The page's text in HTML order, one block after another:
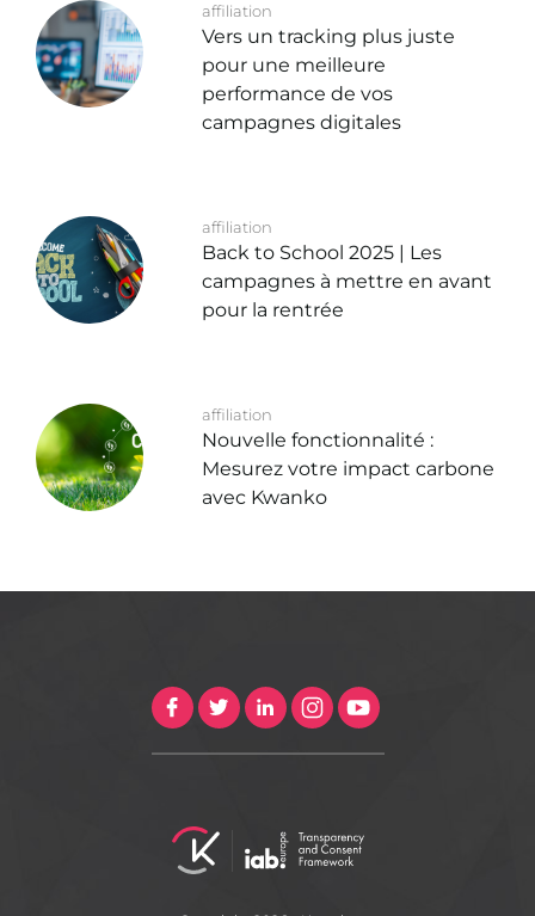
affiliation
Vers un tracking plus juste
pour une meilleure
performance de vos
campagnes digitales
affiliation
Back to School 2025 | Les
campagnes à mettre en avant
pour la rentrée
affiliation
Nouvelle fonctionnalité :
Mesurez votre impact carbone
avec Kwanko